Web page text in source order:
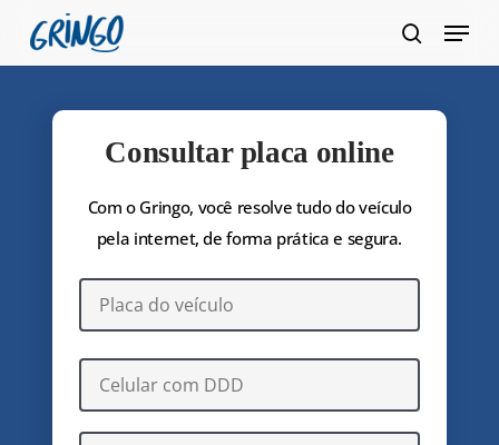
Pular
para
conteúdo
Menu
Consultar placa online
Com o Gringo, você resolve tudo do veículo
pela internet, de forma prática e segura.